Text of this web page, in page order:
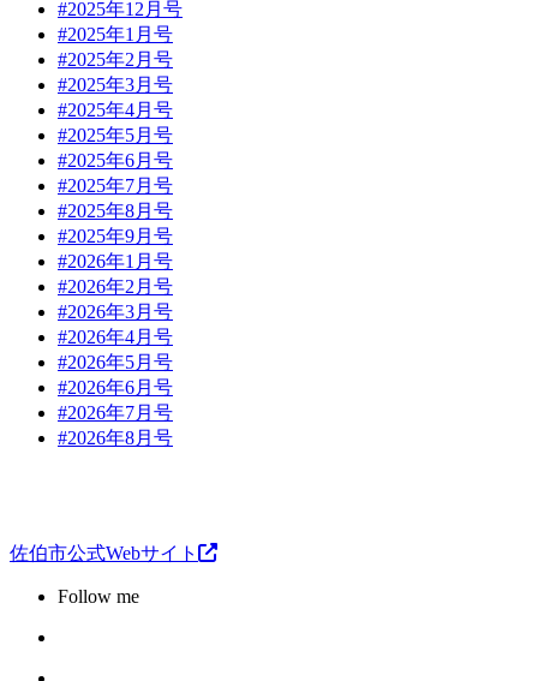
#2025年12月号
#2025年1月号
#2025年2月号
#2025年3月号
#2025年4月号
#2025年5月号
#2025年6月号
#2025年7月号
#2025年8月号
#2025年9月号
#2026年1月号
#2026年2月号
#2026年3月号
#2026年4月号
#2026年5月号
#2026年6月号
#2026年7月号
#2026年8月号
佐伯市公式Webサイト
Follow me